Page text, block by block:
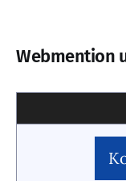
Webmention